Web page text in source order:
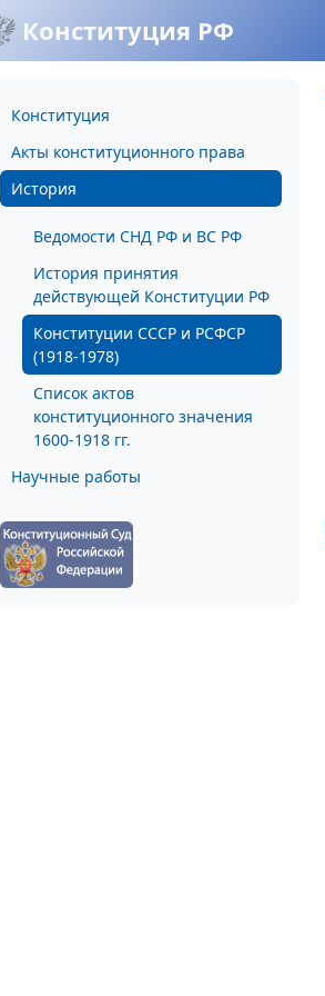
Конституция РФ
Конституция
Акты конституционного права
История
Ведомости СНД РФ и ВС РФ
История принятия
действующей Конституции РФ
Конституции СССР и РСФСР
(1918-1978)
Список актов
конституционного значения
1600-1918 гг.
Научные работы